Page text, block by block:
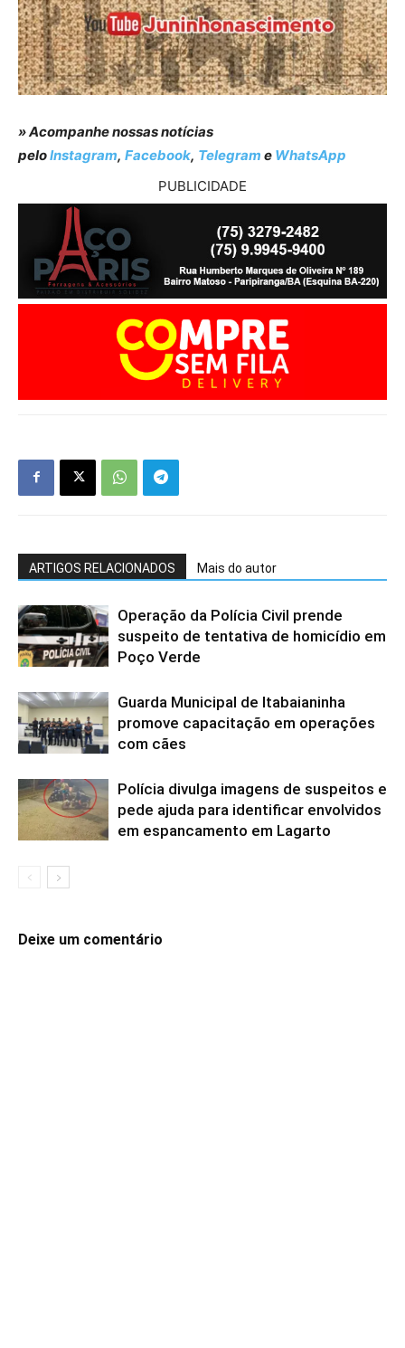
» Acompanhe nossas notícias
peloInstagram, Facebook, Telegram e WhatsApp
PUBLICIDADE
ARTIGOS RELACIONADOS Mais do autor
Operação da Polícia Civil prende
suspeito de tentativa de homicídio em
Poço Verde
Guarda Municipal de Itabaianinha
promove capacitação em operações
com cães
Polícia divulga imagens de suspeitos e
pede ajuda para identificar envolvidos
em espancamento em Lagarto
Deixe um comentário